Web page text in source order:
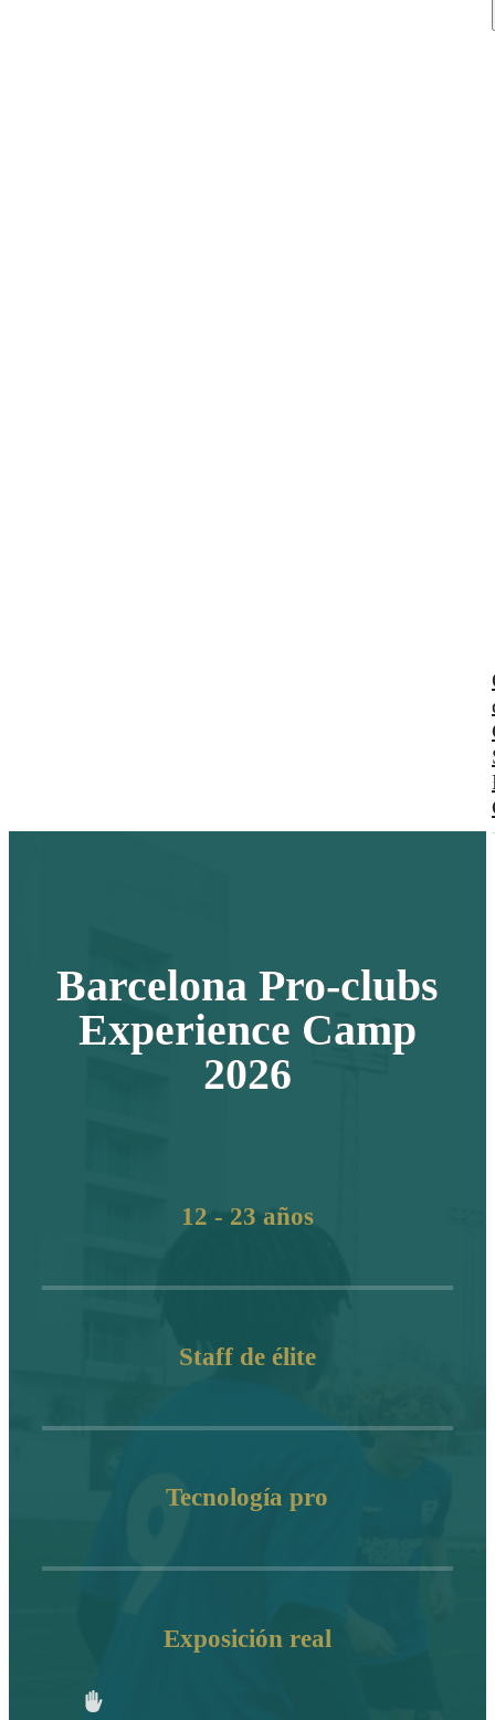
Barcelona Pro-clubs
Experience Camp
2026
12 - 23 años
Staff de élite
Tecnología pro
Exposición real